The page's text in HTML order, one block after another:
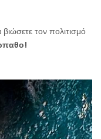
τον πολιτισμό